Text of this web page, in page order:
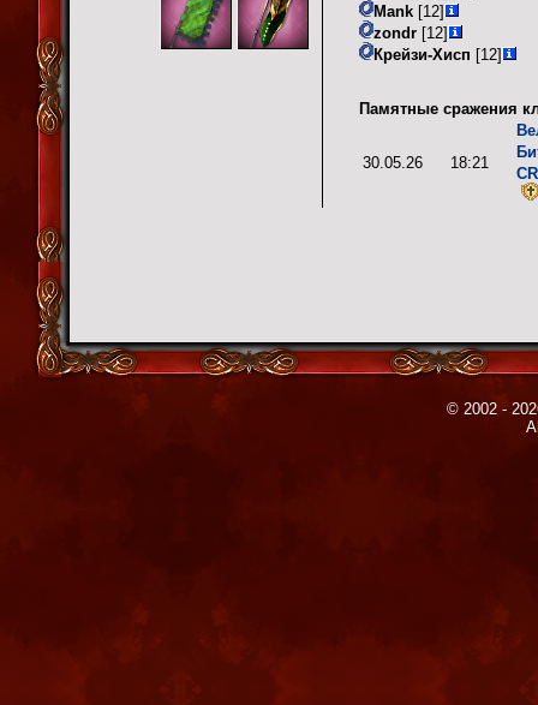
Mank [12]
zondr [12]
Крейзи-Хисп [12]
Памятные сражения
30.05.26 18:21
© 2002 -